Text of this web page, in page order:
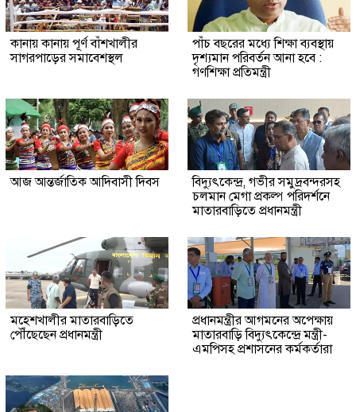
কানায় কানায় পূর্ণ বাঁশখালীর
সাগরপাড়ের সমাবেশস্থল
পাঁচ বছরের মধ্যে শিক্ষা ব্যবস্থায়
দৃশ্যমান পরিবর্তন আনা হবে :
গণশিক্ষা প্রতিমন্ত্রী
আজ আন্তর্জাতিক আদিবাসী দিবস
বিদ্যুৎকেন্দ্র, গভীর সমুদ্রবন্দরসহ
চলমান মেগা প্রকল্প পরিদর্শনে
মাতারবাড়িতে প্রধানমন্ত্রী
মহেশখালীর মাতারবাড়িতে
পৌঁছেছেন প্রধানমন্ত্রী
প্রধানমন্ত্রীর আগমনের অপেক্ষায়
মাতারবাড়ি বিদ্যুৎকেন্দ্রে মন্ত্রী-
এমপিসহ প্রশাসনের কর্মকর্তারা